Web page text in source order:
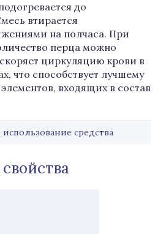
до
втирается
на полчаса. При
перца можно
циркуляцию крови в
что способствует лучшему
входящих в состав
средства